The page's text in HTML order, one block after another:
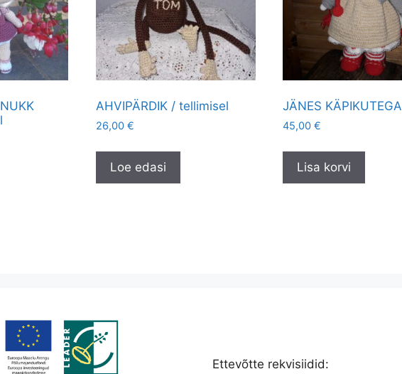
AHVIPÄRDIK / tellimisel
26,00 €
Loe edasi
JÄNES KÄPIKUTEGA
45,00€
Lisa korvi
Ettevõtte rekvisiidid: